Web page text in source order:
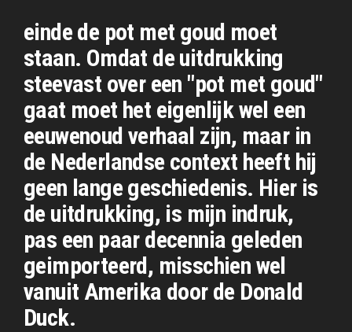
einde de pot met goud moet
staan. Omdat de uitdrukking
steevast over een "pot met goud"
gaat moet het eigenlijk wel een
eeuwenoud verhaal zijn, maar in
de Nederlandse context heeft hij
geen lange geschiedenis. Hier is
de uitdrukking, is mijn indruk,
pas een paar decennia geleden
geimporteerd, misschien wel
vanuit Amerika door de Donald
Duck.